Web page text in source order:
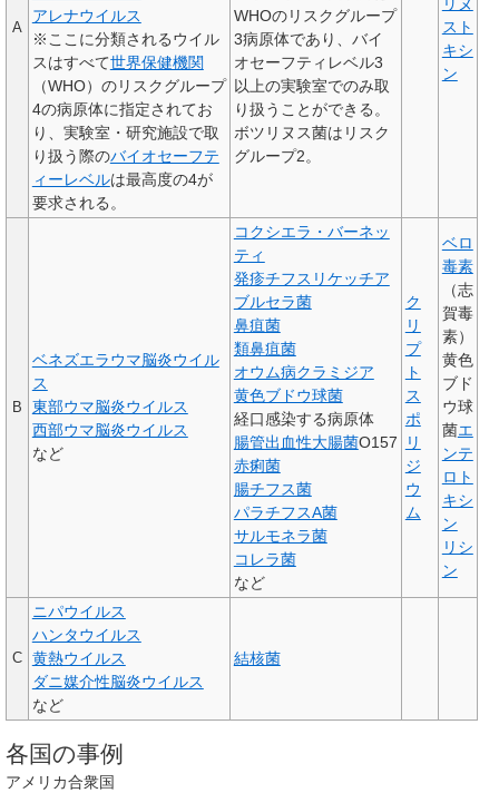
A
アレナウイルス
※ここに分類されるウイル
スはすべて世界保健機関
（WHO）のリスクグループ
4の病原体に指定されてお
り、実験室・研究施設で取
り扱う際のバイオセーフテ
ィーレベルは最高度の4が
要求される。
WHOのリスクグループ
3病原体であり、バイ
オセーフティレベル3
以上の実験室でのみ取
り扱うことができる。
ボツリヌス菌はリスク
グループ2。
リヌ
スト
キシ
ン
B
ベネズエラウマ脳炎ウイル
ス
東部ウマ脳炎ウイルス
西部ウマ脳炎ウイルス
など
コクシエラ・バーネッ
ティ
発疹チフスリケッチア
ブルセラ菌
鼻疽菌
類鼻疽菌
オウム病クラミジア
黄色ブドウ球菌
経口感染する病原体
腸管出血性大腸菌O157
赤痢菌
腸チフス菌
パラチフスA菌
サルモネラ菌
コレラ菌
など
ク
リ
プ
ト
ス
ポ
リ
ジ
ウ
ム
ベロ
毒素
（志
賀毒
素）
黄色
ブド
ウ球
菌エ
ンテ
ロト
キシ
ン
リシ
ン
C
ニパウイルス
ハンタウイルス
黄熱ウイルス
ダニ媒介性脳炎ウイルス
など
結核菌
各国の事例
アメリカ合衆国